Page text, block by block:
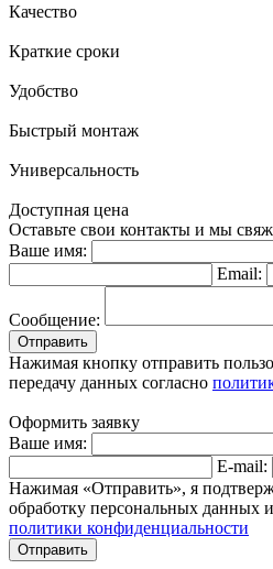
Качество
Краткие сроки
Удобство
Быстрый монтаж
Универсальность
Доступная цена
Оставьте свои контакты и мы
Ваше имя:
Email:
Сообщение:
Отправить
Нажимая кнопку отправить
передачу данных согласно
Оформить заявку
Ваше имя:
E-mail:
Нажимая «Отправить», я
обработку персональных данных и
политики конфиденциальности
Отправить